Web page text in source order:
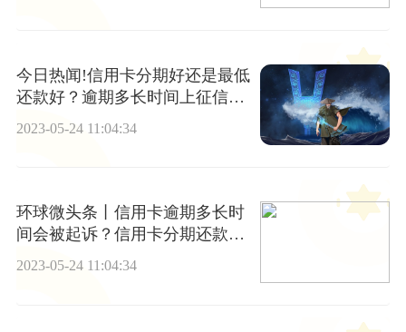
今日热闻!信用卡分期好还是最低
还款好？逾期多长时间上征信黑
2023-05-24 11:04:34
环球微头条丨信用卡逾期多长时
间会被起诉？信用卡分期还款利
息高吗？
2023-05-24 11:04:34